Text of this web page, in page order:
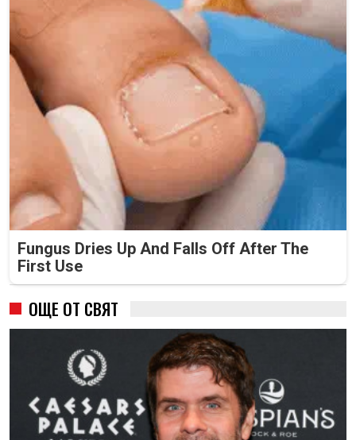
Fungus Dries Up And Falls Off After The
First Use
ОЩЕ ОТ СВЯТ